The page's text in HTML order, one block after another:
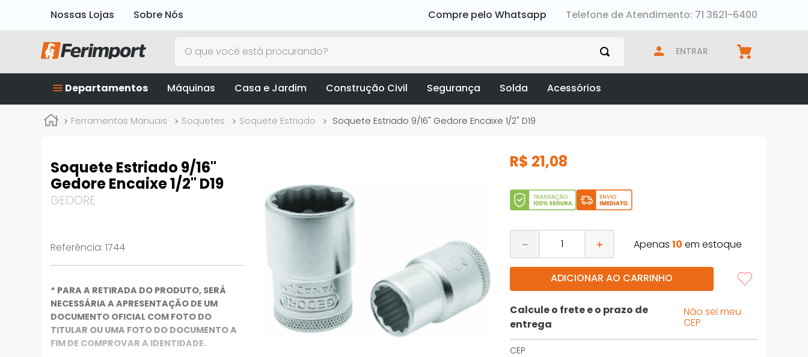
Nossas Lojas Sobre Nós Compre pelo Whatsapp
Telefone de Atendimento: 71 3621-6400
ENTRAR
Departamentos Máquinas Casa e Jardim Construção Civil Segurança Solda Acessórios
Ferramentas Manuais Soquetes Soquete Estriado Soquete Estriado 9/16" Gedore Encaixe 1/2" D19
Soquete Estriado 9/16"
Gedore Encaixe 1/2" D19
GEDORE
Referência: 1744
* PARA A RETIRADA DO PRODUTO, SERÁ
NECESSÁRIA A APRESENTAÇÃO DE UM
DOCUMENTO OFICIAL COM FOTO DO
TITULAR OU UMA FOTO DO DOCUMENTO A
FIM DE COMPROVAR A IDENTIDADE.
R$ 21,08
＋
－ Apenas10 em estoque
ADICIONAR AO CARRINHO
Calcule o frete e o prazo de
entrega
Não sei meu
CEP
CEP